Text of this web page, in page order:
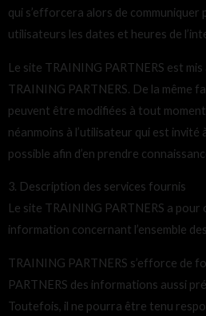
qui s’efforcera alors de communiquer
utilisateurs les dates et heures de
Le site TRAINING PARTNERS est
TRAINING PARTNERS. De la même
peuvent être modifiées à tout moment
néanmoins à l’utilisateur qui est invité
possible afin d’en prendre
3. Description des services fournis
Le site TRAINING PARTNERS a
information concernant l’ensemble
TRAINING PARTNERS s’efforce de
PARTNERS des informations aussi
Toutefois, il ne pourra être tenu